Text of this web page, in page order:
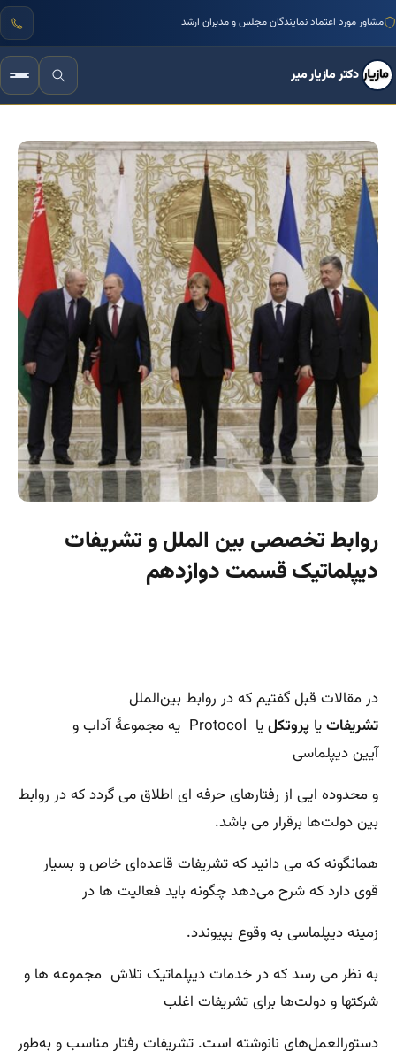
مشاور مورد اعتماد نمایندگان مجلس و مدیران ارشد
دکتر مازیار میر
روابط تخصصی بین الملل و تشریفات
دیپلماتیک قسمت دوازدهم
در مقالات قبل گفتیم که در روابط بین‌الملل
تشریفاتیا پروتکلیا Protocol یه مجموعهٔ آداب و
آیین دیپلماسی
و محدوده ایی از رفتارهای حرفه ای اطلاق می گردد که در روابط
بین دولت‌ها برقرار می باشد.
همانگونه که می دانید که تشریفات قاعده‌ای خاص و بسیار
قوی دارد که شرح می‌دهد چگونه باید فعالیت ها در
زمینه دیپلماسی به وقوع بپیوندد.
به نظر می رسد که در خدمات دیپلماتیک تلاش مجموعه ها و
شرکتها و دولت‌ها برای تشریفات اغلب
دستورالعمل‌های نانوشته است. تشریفات رفتار مناسب و به‌طور